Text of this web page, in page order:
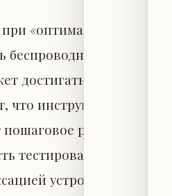
«оптимальных
беспроводной связи
достигать 500 футов.
что инструкции по
руководство,
тестирования радиуса
устройств на